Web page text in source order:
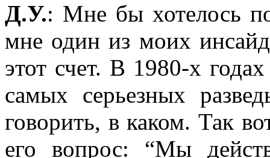
Д.У.: Мне бы хотелось
мне один из моих
этот счет. В 1980-х
самых серьезных
говорить, в каком. Так
его вопрос: “Мы